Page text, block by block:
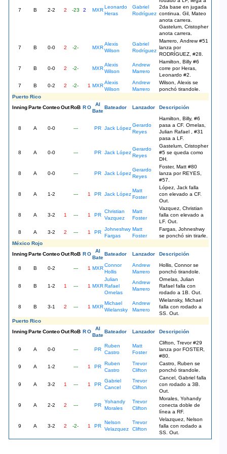
7 B 2-2 2 -23 2 MXR
Leonardo
Heras
Gabriel
Rodríguez
2da base en jugada
continua. Gil, Mateo
anota carrera.
Gastelum, Cristopher
anota carrera.
7 B 0-0 2 -2- MXR
Alexis
Wilson
Gabriel
Rodríguez
Marrero, Andrew #51
lanza por
RODRÍGUEZ, #28.
7 B 0-0 2 -2- MXR
Alexis
Wilson
Andrew
Marrero
Hamilton, Billy #6
corre por Heras,
Leonardo #2.
7
B 0-2 2 -2- 1 MXR
Alexis
Wilson
Andrew
Marrero
Wilson, Alexis se
ponchó tirandole.
Puerto Rico
InningParteConteoOutRoB RO
Al
Bate
Bateador Lanzador Descripción
8 A 0-0 --- PR Jack López
Gerardo
Reyes
Hamilton, Billy, #6
pasa a CF. Ornelas,
Julian Rafael , #31
pasa a LF.
8 A 0-0 --- PR Jack López
Gerardo
Reyes
Gastelum, Cristopher
#5 se queda como
DH.
8 A 0-0 --- PR Jack López
Gerardo
Reyes
Foster, Matt #80
lanza por REYES,
#57.
8 A 1-2 --- 1 PR Jack López
Matt
Foster
López, Jack falla
con elevado a CF.
Out.
8 A 3-2 1 --- 1 PR
Christian
Vazquez
Matt
Foster
Vazquez, Christian
falla con elevado a
LF. Out.
8
A 3-2 2 --- 1 PR
Johneshwy
Fargas
Matt
Foster
Fargas, Johneshwy
se ponchó sin tirarle.
México Rojo
InningParteConteoOutRoB RO
Al
Bate
Bateador Lanzador Descripción
8 B 0-2 --- 1 MXR
Connor
Hollis
Andrew
Marrero
Hollis, Connor se
ponchó tirandole.
8 B 1-2 1 --- 1 MXR
Julian
Rafael
Ornelas
Andrew
Marrero
Ornelas, Julian
Rafael falla con
rodado a 1B. Out.
8 B 3-1 2 --- 1 MXR
Michael
Wielansky
Andrew
Marrero
Wielansky, Michael
falla con rodado a
SS. Out.
Puerto Rico
InningParteConteoOutRoB RO
Al
Bate
Bateador Lanzador Descripción
9 A 0-0 --- PR
Ruben
Castro
Matt
Foster
Clifton, Trevor #29
lanza por FOSTER,
#80.
9
A 1-2 --- 1 PR
Ruben
Castro
Trevor
Clifton
Castro, Ruben se
ponchó tirandole.
9 A 3-2 1 --- 1 PR
Gabriel
Cancel
Trevor
Clifton
Cancel, Gabriel falla
con rodado a 3B.
Out.
9 A 2-2 2 --- PR
Yohandy
Morales
Trevor
Clifton
Morales, Yohandy
conecta doble de
línea a RF.
9 A 3-2 2 -2- 1 PR
Nelson
Velazquez
Trevor
Clifton
Velazquez, Nelson
falla con rodado a
SS. Out.